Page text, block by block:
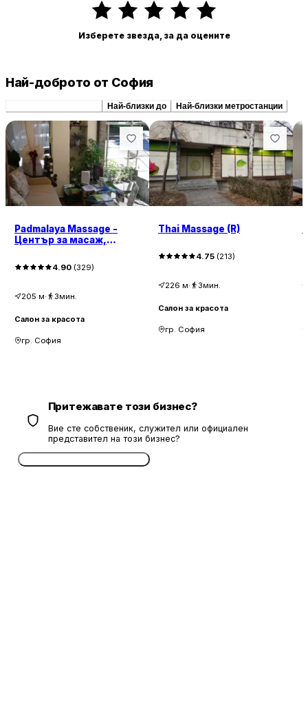
Изберете звезда, за да оцените
Най-доброто от София
Най-близки до Най-близки метростанции
Padmalaya Massage -
Център за масаж,
4.90 (329)
205 м· 3мин.
Салон за красота
гр. София
Thai Massage (R)
4.75 (213)
226 м· 3мин.
Салон за красота
гр. София
Притежавате този бизнес?
Вие сте собственик, служител или официален
представител на този бизнес?